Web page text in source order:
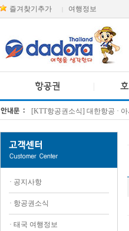
즐겨찾기추가 여행정보
[KTT항공권소식] 대한항공 ·
· 공지사항
· 항공권소식
· 태국 여행정보